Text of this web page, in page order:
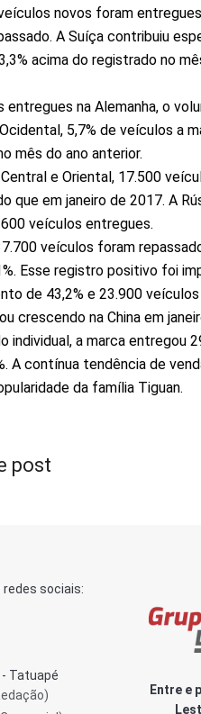
novos foram
A Suíça contribuiu
acima do registrado no
na Alemanha, o
5,7% de veículos a
mês do ano anterior.
Central e Oriental, 17.500
que em janeiro de 2017. A
veículos entregues.
veículos foram
Esse registro positivo foi
de 43,2% e 23.900
crescendo na China em
individual, a marca entregou
A contínua tendência de
da família Tiguan.
post
sociais:
- Tatuapé
Entre e